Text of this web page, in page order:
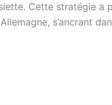
Cette stratégie
s’ancrant